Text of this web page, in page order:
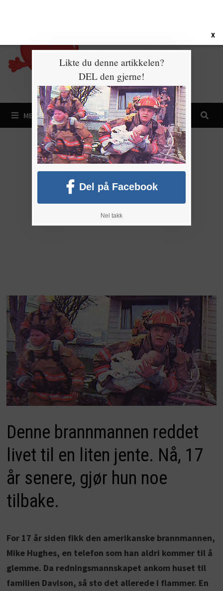
MENY
Denne brannmannen reddet
livet til en liten jente. Nå, 17
år senere, gjør hun noe
tilbake.
For 17 år siden fikk den amerikanske brannmannen,
Mike Hughes, en telefon som han aldri kommer til å
glemme. Da redningsmannskapet ankom huset til
familien Davison, så sto det allerede i flammer. En
X
Likte du denne artikkelen?
DEL den gjerne!
Del på Facebook
Nei takk